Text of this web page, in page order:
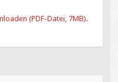
(PDF-Datei, 7MB).